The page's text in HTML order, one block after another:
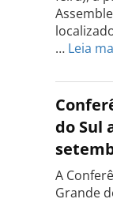
… Leia
do Sul
A
Grande